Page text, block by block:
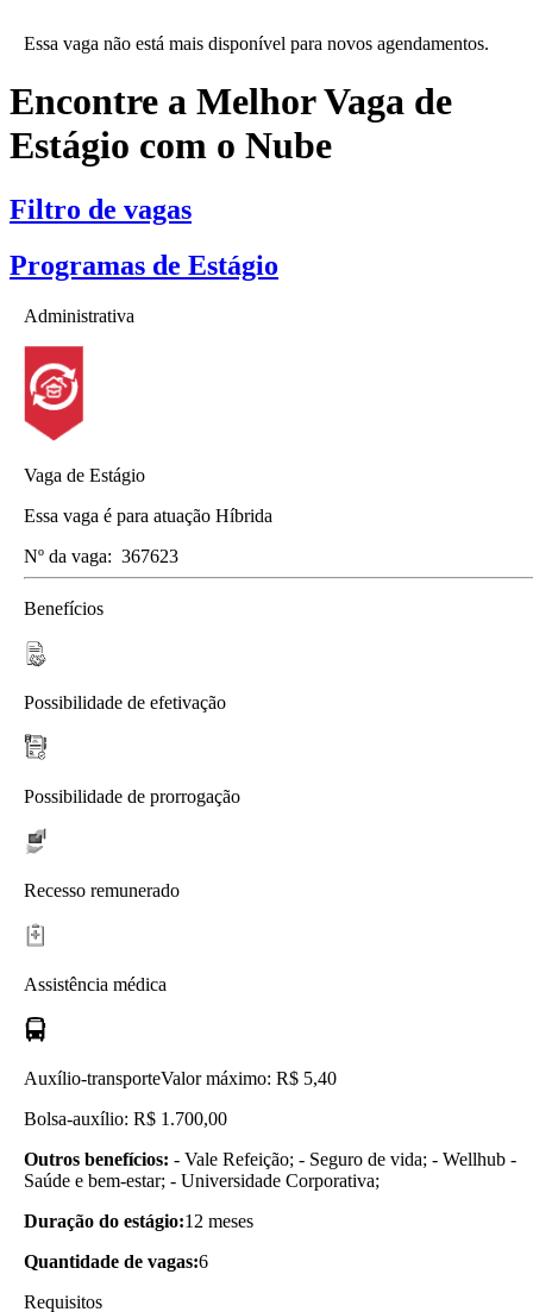
Essa vaga não está mais disponível para novos agendamentos.
Encontre a Melhor Vaga de
Estágio com o Nube
Filtro de vagas
Programas de Estágio
Administrativa
Vaga de Estágio
Essa vaga é para atuação Híbrida
Nº da vaga: 367623
Benefícios
Possibilidade de efetivação
Possibilidade de prorrogação
Recesso remunerado
Assistência médica
Auxílio-transporteValor máximo: R$ 5,40
Bolsa-auxílio: R$ 1.700,00
Outros benefícios: - Vale Refeição; - Seguro de vida; - Wellhub -
Saúde e bem-estar; - Universidade Corporativa;
Duração do estágio:12 meses
Quantidade de vagas:6
Requisitos